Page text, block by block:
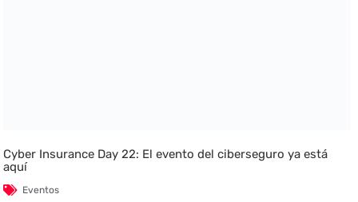
Cyber Insurance Day 22: El evento del ciberseguro ya está
aquí
Eventos